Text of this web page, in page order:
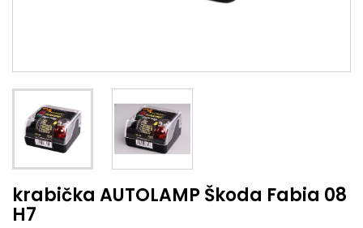
krabička AUTOLAMP Škoda Fabia 08
H7